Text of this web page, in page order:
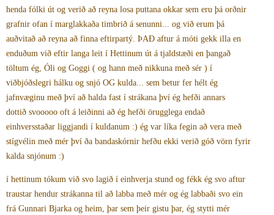
henda fólki út og verið að reyna losa puttana okkar sem eru þá orðnir
grafnir ofan í marglakkaða timbrið á senunni... og við erum þá
auðvitað að reyna að finna eftirpartý. ÞAÐ aftur á móti gekk illa en
enduðum við eftir langa leit í Hettinum út á tjaldstæði en þangað
töltum ég, Óli og Goggi ( og hann með nikkuna með sér ) í
viðbjóðslegri hálku og snjó OG kulda... sem betur fer hélt ég
jafnvæginu með því að halda fast í strákana því ég hefði annars
dottið svooooo oft á leiðinni að ég hefði örugglega endað
einhversstaðar liggjandi í kuldanum :) ég var líka fegin að vera með
stígvélin með mér því ða bandaskórnir hefðu ekki verið góð vörn fyrir
kalda snjónum :)
í hettinum tókum við svo lagið í einhverja stund og fékk ég svo aftur
traustar hendur strákanna til að labba með mér og ég labbaði svo ein
frá Gunnari Bjarka og heim, þar sem þeir gistu þar, ég stytti mér